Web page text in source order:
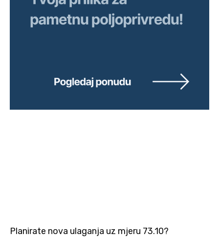
Planirate nova ulaganja uz mjeru 73.10?